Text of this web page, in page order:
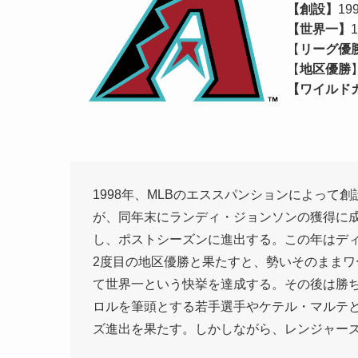
【創設】
【世界一】
【 リーグ優
【地区優勝
【ワイルド
1998年、MLBのエススパンションによって
が、同年末にランディ・ジョンソンの獲得に
し、ポストシーズンに進出する。この年は
2度目の地区優勝と果たすと、勢いそのまま
て世界一という快挙を達成する。その後は勝
ロルを筆頭とする若手選手やケテル・マル
ズ進出を果たす。しかしながら、レンジャー